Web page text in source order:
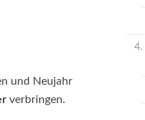
und Neujahr
verbringen.